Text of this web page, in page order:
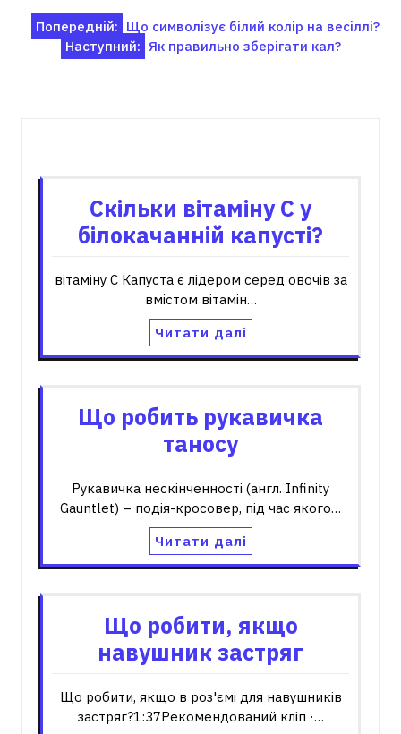
Навігація
записів
Попередній: Що символізує білий колір на весіллі?
Наступний: Як правильно зберігати кал?
Скільки вітаміну С у
білокачанній капусті?
вітаміну С Капуста є лідером серед овочів за
вмістом вітамін…
Читати далі
Що робить рукавичка
таносу
Рукавичка нескінченності (англ. Infinity
Gauntlet) – подія-кросовер, під час якого…
Читати далі
Що робити, якщо
навушник застряг
Що робити, якщо в роз'ємі для навушників
застряг?1:37Рекомендований кліп ·…